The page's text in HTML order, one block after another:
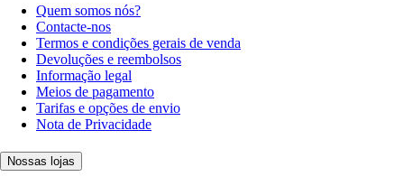
Quem somos nós?
Contacte-nos
Termos e condições gerais de venda
Devoluções e reembolsos
Informação legal
Meios de pagamento
Tarifas e opções de envio
Nota de Privacidade
Nossas lojas